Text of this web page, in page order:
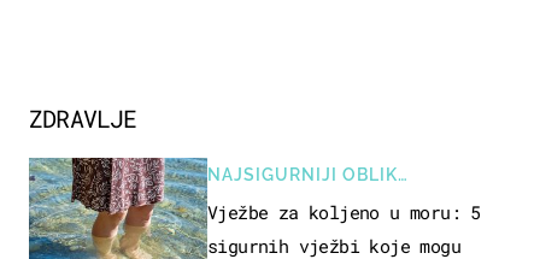
ZDRAVLJE
NAJSIGURNIJI OBLIK
REKREACIJE
Vježbe za koljeno u moru: 5
sigurnih vježbi koje mogu